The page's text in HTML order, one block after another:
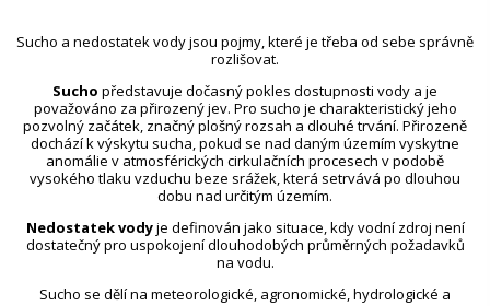
Sucho a nedostatek vody jsou pojmy, které je třeba od sebe správně
rozlišovat.
Sucho představuje dočasný pokles dostupnosti vody a je
považováno za přirozený jev. Pro sucho je charakteristický jeho
pozvolný začátek, značný plošný rozsah a dlouhé trvání. Přirozeně
dochází k výskytu sucha, pokud se nad daným územím vyskytne
anomálie v atmosférických cirkulačních procesech v podobě
vysokého tlaku vzduchu beze srážek, která setrvává po dlouhou
dobu nad určitým územím.
Nedostatek vodyje definován jako situace, kdy vodní zdroj není
dostatečný pro uspokojení dlouhodobých průměrných požadavků
na vodu.
Sucho se dělí na meteorologické, agronomické, hydrologické a